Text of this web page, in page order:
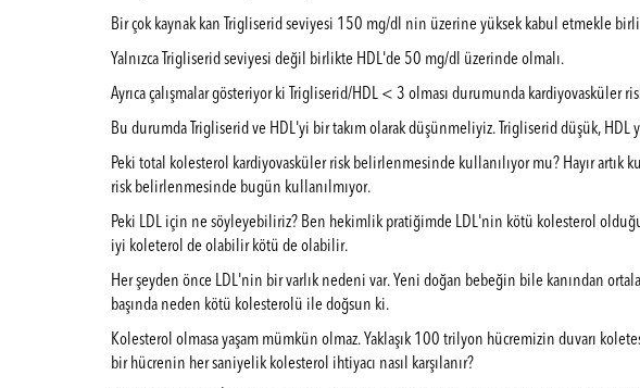
Bir çok kaynak kan Trigliserid seviyesi 150 mg/dl nin üzerine yüksek kabul etmekle
Yalnızca Trigliserid seviyesi değil birlikte HDL'de 50 mg/dl üzerinde olmalı.
Ayrıca çalışmalar gösteriyor ki Trigliserid/HDL < 3 olması durumunda kardiyovasküler
Bu durumda Trigliserid ve HDL'yi bir takım olarak düşünmeliyiz. Trigliserid düşük, HDL
Peki total kolesterol kardiyovasküler risk belirlenmesinde kullanılıyor mu? Hayır artık
risk belirlenmesinde bugün kullanılmıyor.
Peki LDL için ne söyleyebiliriz? Ben hekimlik pratiğimde LDL'nin kötü kolesterol
iyi koleterol de olabilir kötü de olabilir.
Her şeyden önce LDL'nin bir varlık nedeni var. Yeni doğan bebeğin bile kanından
başında neden kötü kolesterolü ile doğsun ki.
Kolesterol olmasa yaşam mümkün olmaz. Yaklaşık 100 trilyon hücremizin duvarı
bir hücrenin her saniyelik kolesterol ihtiyacı nasıl karşılanır?